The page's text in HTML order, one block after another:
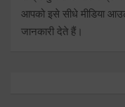
आपको इसे सीधे मीडिया
जानकारी देते हैं।